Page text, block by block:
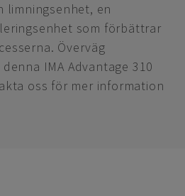
limningsenhet, en
som förbättrar
Överväg
IMA Advantage 310
oss för mer information